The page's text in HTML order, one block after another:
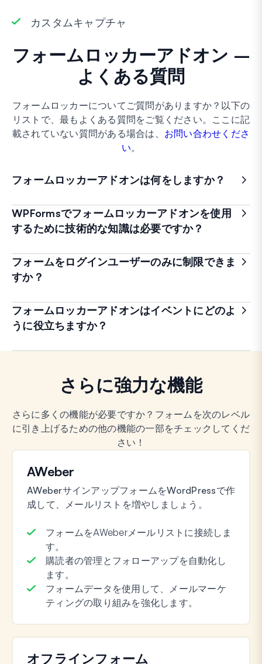
カスタムキャプチャ
フォームロッカーアドオン –
よくある質問
フォームロッカーについてご質問がありますか？以下の
リストで、最もよくある質問をご覧ください。ここに記
載されていない質問がある場合は、 お問い合わせくださ
い。
フォームロッカーアドオンは何をしますか？
WPFormsでフォームロッカーアドオンを使用
するために技術的な知識は必要ですか？
フォームをログインユーザーのみに制限できま
すか？
フォームロッカーアドオンはイベントにどのよ
うに役立ちますか？
さらに強力な機能
さらに多くの機能が必要ですか？フォームを次のレベル
に引き上げるための他の機能の一部をチェックしてくだ
さい！
AWeber
AWeberサインアップフォームをWordPressで作
成して、メールリストを増やしましょう。
フォームをAWeberメールリストに接続しま
す。
購読者の管理とフォローアップを自動化し
ます。
フォームデータを使用して、メールマーケ
ティングの取り組みを強化します。
オフラインフォーム